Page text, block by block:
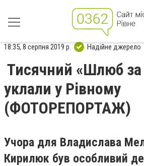
18:35, 8 серпня 2019 р. Надійне джерело
Тисячний «Шлюб за
уклали у Рівному
(ФОТОРЕПОРТАЖ)
Учора для Владислава
Кирилюк був особливий